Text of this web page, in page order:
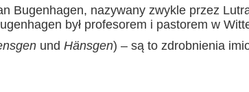
Bugenhagen, nazywany zwykle przez
był profesorem i pastorem w
und Hänsgen) – są to zdrobnienia